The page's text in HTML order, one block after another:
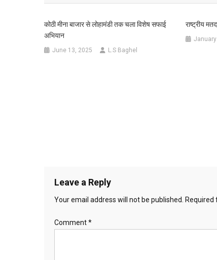
कोठी मीना बाजार से लोहामंडी तक चला विशेष सफाई
अभियान
June 13, 2025 L.S Baghel
राष्ट्रीय
Leave a Reply
Your email address will not be published. Required
Comment*